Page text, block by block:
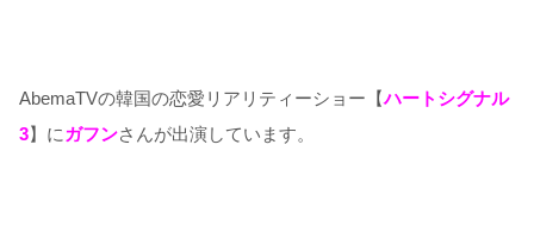
AbemaTVの韓国の恋愛リアリティーショー【ハートシグナル
3】にガフンさんが出演しています。